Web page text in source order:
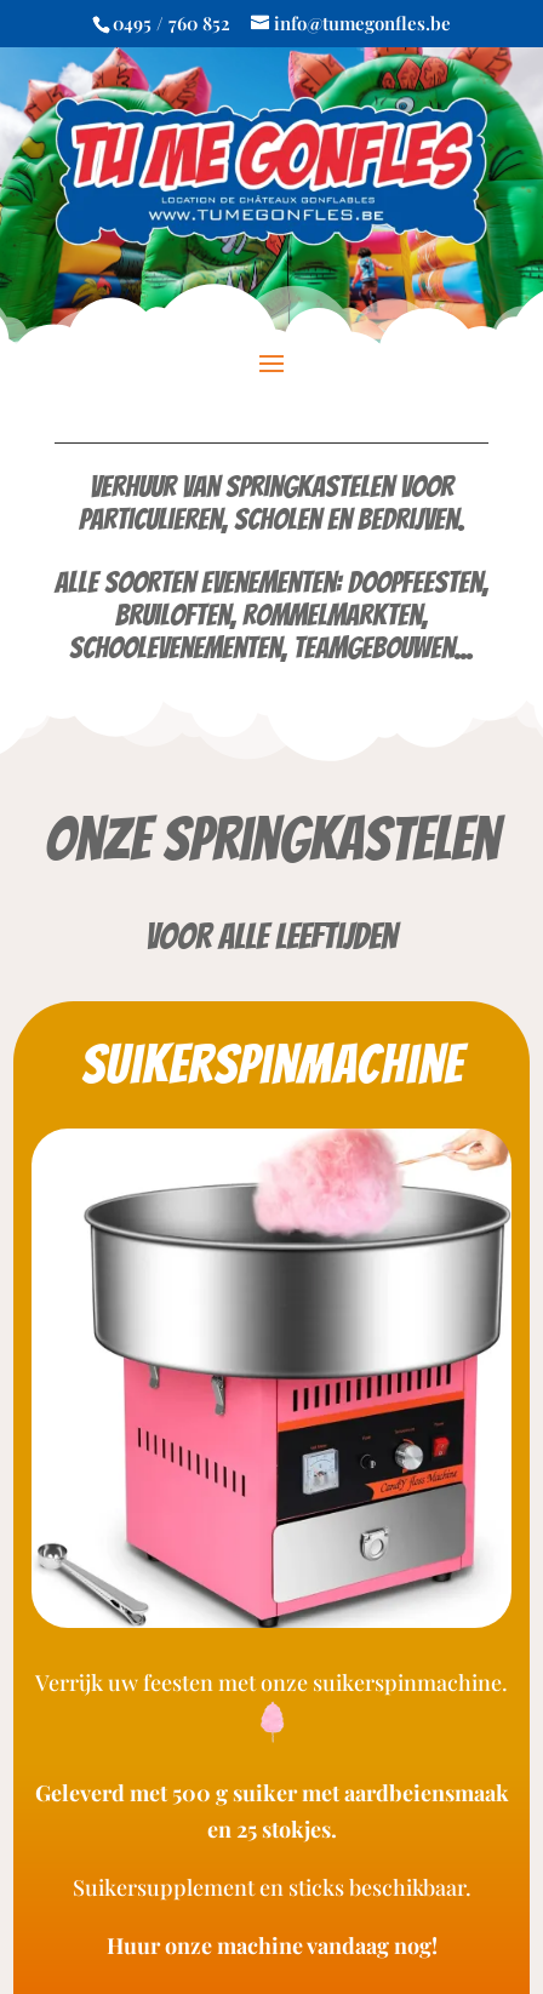
0495 / 760 852 info@tumegonfles.be
Verhuur van springkastelen voor
particulieren, scholen en bedrijven.
Alle soorten evenementen: doopfeesten,
bruiloften, rommelmarkten,
schoolevenementen, teamgebouwen...
Onze springkastelen
Voor alle leeftijden
Suikerspinmachine
Verrijk uw feesten met onze suikerspinmachine.
Geleverd met 500 g suiker met aardbeiensmaak
en 25 stokjes.
Suikersupplement en sticks beschikbaar.
Huur onze machine vandaag nog!